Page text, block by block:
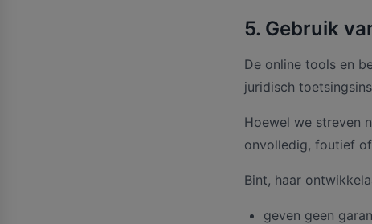
5. Gebruik
De online tools en
juridisch
Hoewel we streven
onvolledig, foutief
Bint, haar
geven geen